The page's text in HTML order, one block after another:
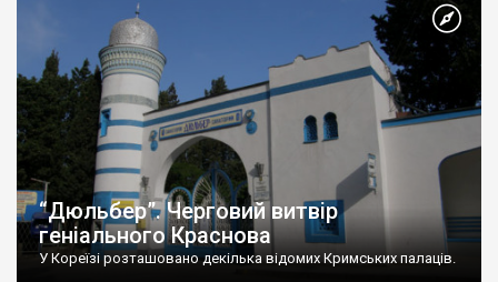
“Дюльбер”. Черговий витвір
геніального Краснова
У Кореїзі розташовано декілька відомих Кримських палаців.